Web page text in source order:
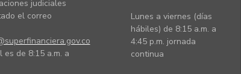
judiciales
el correo
de 8:15 a.m. a
Lunes a viernes (días
hábiles) de 8:15 a.m. a
4:45 p.m. jornada
continua